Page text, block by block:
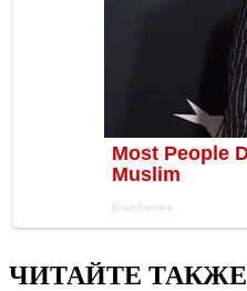
ЧИТАЙТЕ ТАКЖЕ